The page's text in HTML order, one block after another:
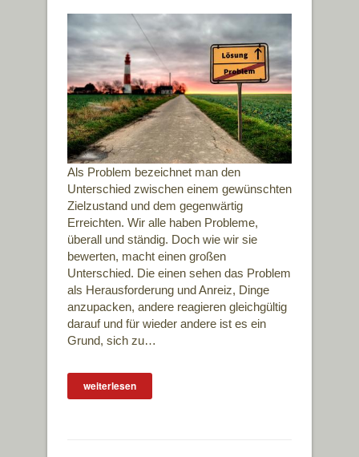
Als Problem bezeichnet man den
Unterschied zwischen einem gewünschten
Zielzustand und dem gegenwärtig
Erreichten. Wir alle haben Probleme,
überall und ständig. Doch wie wir sie
bewerten, macht einen großen
Unterschied. Die einen sehen das Problem
als Herausforderung und Anreiz, Dinge
anzupacken, andere reagieren gleichgültig
darauf und für wieder andere ist es ein
Grund, sich zu…
weiterlesen